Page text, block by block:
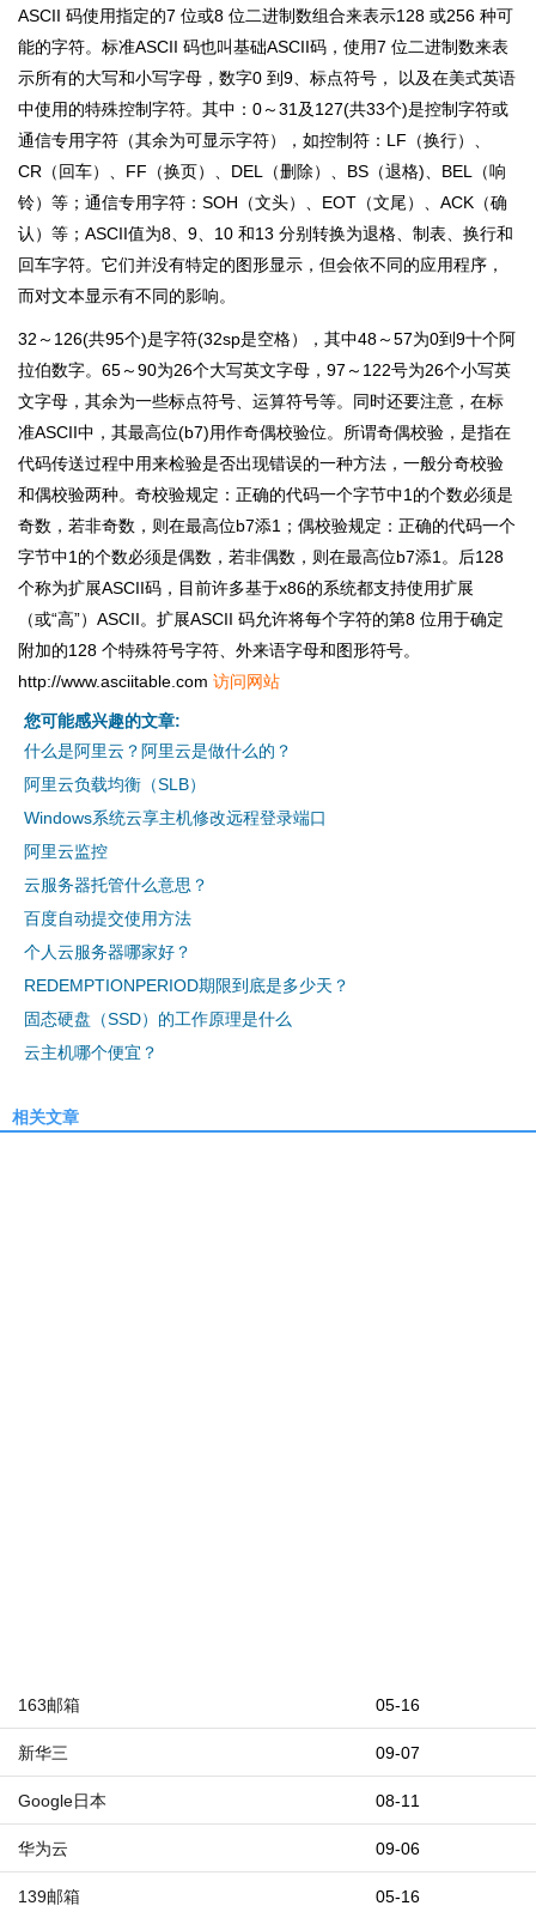
ASCII 码使用指定的7 位或8 位二进制数组合来表示128 或256 种可
能的字符。标准ASCII 码也叫基础ASCII码，使用7 位二进制数来表
示所有的大写和小写字母，数字0 到9、标点符号， 以及在美式英语
中使用的特殊控制字符。其中：0～31及127(共33个)是控制字符或
通信专用字符（其余为可显示字符），如控制符：LF（换行）、
CR（回车）、FF（换页）、DEL（删除）、BS（退格)、BEL（响
铃）等；通信专用字符：SOH（文头）、EOT（文尾）、ACK（确
认）等；ASCII值为8、9、10 和13 分别转换为退格、制表、换行和
回车字符。它们并没有特定的图形显示，但会依不同的应用程序，
而对文本显示有不同的影响。
32～126(共95个)是字符(32sp是空格），其中48～57为0到9十个阿
拉伯数字。65～90为26个大写英文字母，97～122号为26个小写英
文字母，其余为一些标点符号、运算符号等。同时还要注意，在标
准ASCII中，其最高位(b7)用作奇偶校验位。所谓奇偶校验，是指在
代码传送过程中用来检验是否出现错误的一种方法，一般分奇校验
和偶校验两种。奇校验规定：正确的代码一个字节中1的个数必须是
奇数，若非奇数，则在最高位b7添1；偶校验规定：正确的代码一个
字节中1的个数必须是偶数，若非偶数，则在最高位b7添1。后128
个称为扩展ASCII码，目前许多基于x86的系统都支持使用扩展
（或“高”）ASCII。扩展ASCII 码允许将每个字符的第8 位用于确定
附加的128 个特殊符号字符、外来语字母和图形符号。
http://www.asciitable.com 访问网站
您可能感兴趣的文章:
什么是阿里云？阿里云是做什么的？
阿里云负载均衡（SLB）
Windows系统云享主机修改远程登录端口
阿里云监控
云服务器托管什么意思？
百度自动提交使用方法
个人云服务器哪家好？
REDEMPTIONPERIOD期限到底是多少天？
固态硬盘（SSD）的工作原理是什么
云主机哪个便宜？
相关文章
05-16
163邮箱
09-07
新华三
08-11
Google日本
09-06
华为云
05-16
139邮箱